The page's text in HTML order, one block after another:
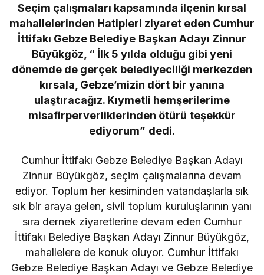
Seçim çalışmaları kapsamında ilçenin kırsal
mahallelerinden Hatipleri ziyaret eden Cumhur
İttifakı Gebze Belediye Başkan Adayı Zinnur
Büyükgöz, “ İlk 5 yılda olduğu gibi yeni
dönemde de gerçek belediyeciliği merkezden
kırsala, Gebze’mizin dört bir yanına
ulaştıracağız. Kıymetli hemşerilerime
misafirperverliklerinden ötürü teşekkür
ediyorum” dedi.
Cumhur İttifakı Gebze Belediye Başkan Adayı
Zinnur Büyükgöz, seçim çalışmalarına devam
ediyor. Toplum her kesiminden vatandaşlarla sık
sık bir araya gelen, sivil toplum kuruluşlarının yanı
sıra dernek ziyaretlerine devam eden Cumhur
İttifakı Belediye Başkan Adayı Zinnur Büyükgöz,
mahallelere de konuk oluyor. Cumhur İttifakı
Gebze Belediye Başkan Adayı ve Gebze Belediye